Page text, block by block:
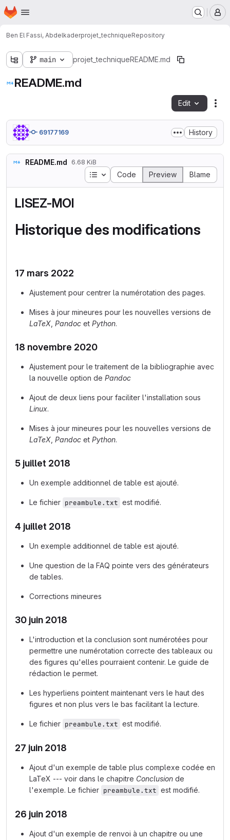
Skip to main content
Homepage
Ben El Fassi, Abdelkaderprojet_techniqueRepository
main projet_techniqueREADME.md
README.md
Edit
69177169 History
README.md 6.68 KiB
Table of contents
Code Preview Blame
LISEZ-MOI
Historique des modifications
17 mars 2022
Ajustement pour centrer la numérotation des pages.
Mises à jour mineures pour les nouvelles versions de
LaTeX Pandoc et Python.
18 novembre 2020
Ajustement pour le traitement de la bibliographie avec
la nouvelle option de Pandoc
Ajout de deux liens pour faciliter l'installation sous
Linux.
Mises à jour mineures pour les nouvelles versions de
LaTeX Pandoc et Python.
5 juillet 2018
Un exemple additionnel de table est ajouté.
Le fichier preambule.txt est modifié.
4 juillet 2018
Un exemple additionnel de table est ajouté.
Une question de la FAQ pointe vers des générateurs
de tables.
Corrections mineures
30 juin 2018
L'introduction et la conclusion sont numérotées pour
permettre une numérotation correcte des tableaux ou
des figures qu'elles pourraient contenir. Le guide de
rédaction le permet.
Les hyperliens pointent maintenant vers le haut des
figures et non plus vers le bas facilitant la lecture.
Le fichier preambule.txt est modifié.
27 juin 2018
Ajout d'un exemple de table plus complexe codée en
LaTeX --- voir dans le chapitre Conclusion de
l'exemple. Le fichier preambule.txt est modifié.
26 juin 2018
Ajout d'un exemple de renvoi à un chapitre ou une